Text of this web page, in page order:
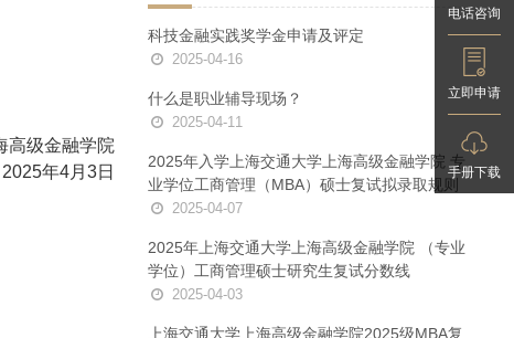
高级金融学院
2025年4月3日
科技金融实践奖学金申请及评定
2025-04-16
什么是职业辅导现场？
2025-04-11
2025年入学上海交通大学上海高级金融学院 专
业学位工商管理（MBA）硕士复试拟录取规则
2025-04-07
2025年上海交通大学上海高级金融学院 （专业
学位）工商管理硕士研究生复试分数线
2025-04-03
上海交通大学上海高级金融学院2025级MBA复
电话咨询
立即申请
手册下载